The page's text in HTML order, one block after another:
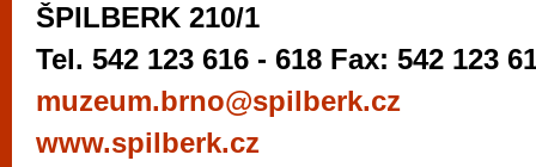
ŠPILBERK 210/1
Tel. 542 123 616 - 618 Fax: 542 123
muzeum.brno@spilberk.cz
www.spilberk.cz
Brno je
zajímavé
restaurace,
Mimo jiné je ale také místem, kde si